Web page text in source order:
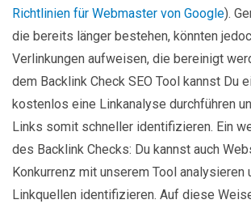
Richtlinien für Webmaster von Google).
die bereits länger bestehen, könnten
Verlinkungen aufweisen, die bereinigt
dem Backlink Check SEO Tool kannst Du
kostenlos eine Linkanalyse durchführen
Links somit schneller identifizieren. Ein
des Backlink Checks: Du kannst auch
Konkurrenz mit unserem Tool analysieren
Linkquellen identifizieren. Auf diese